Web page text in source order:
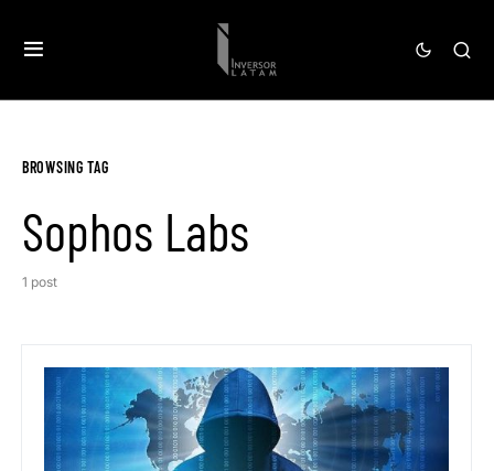
BROWSING TAG
Sophos Labs
1 post